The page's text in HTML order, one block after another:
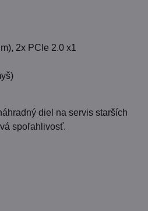
2x PCIe 2.0 x1
diel na servis starších
spoľahlivosť.